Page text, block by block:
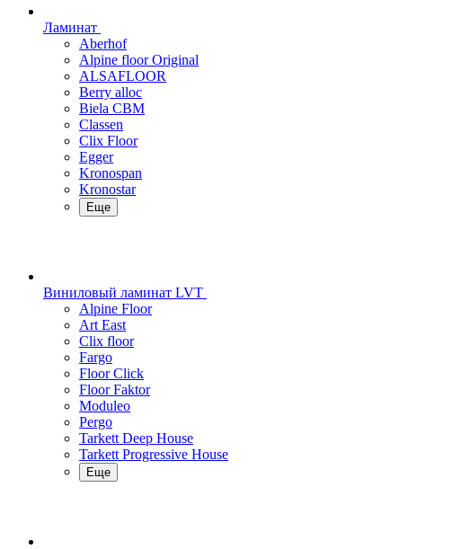
Ламинат
Aberhof
Alpine floor Original
ALSAFLOOR
Berry alloc
Biela CBM
Classen
Clix Floor
Egger
Kronospan
Kronostar
Еще
Виниловый ламинат LVT
Alpine Floor
Art East
Clix floor
Fargo
Floor Click
Floor Faktor
Moduleo
Pergo
Tarkett Deep House
Tarkett Progressive House
Еще